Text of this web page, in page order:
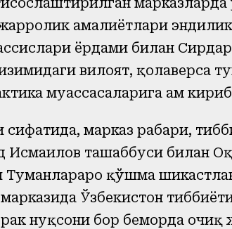
амалиётлари
ёрдами билан
вилоят, қолаверса
муассасаларига ҳам
марказ раҳбари,
Исмаилов ташаббуси билан
Туманлараро қўшма
Ўзбекистон
нуқсони бор беморда очиқ